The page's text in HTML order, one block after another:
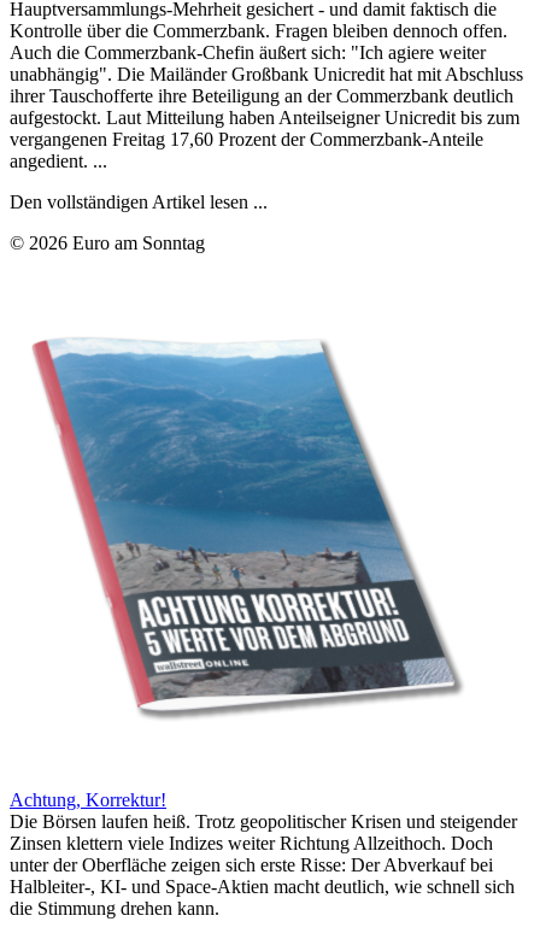
Hauptversammlungs-Mehrheit gesichert - und damit faktisch die
Kontrolle über die Commerzbank. Fragen bleiben dennoch offen.
Auch die Commerzbank-Chefin äußert sich: "Ich agiere weiter
unabhängig". Die Mailänder Großbank Unicredit hat mit Abschluss
ihrer Tauschofferte ihre Beteiligung an der Commerzbank deutlich
aufgestockt. Laut Mitteilung haben Anteilseigner Unicredit bis zum
vergangenen Freitag 17,60 Prozent der Commerzbank-Anteile
angedient. ...
Den vollständigen Artikel lesen ...
© 2026 Euro am Sonntag
Achtung, Korrektur!
Die Börsen laufen heiß. Trotz geopolitischer Krisen und steigender
Zinsen klettern viele Indizes weiter Richtung Allzeithoch. Doch
unter der Oberfläche zeigen sich erste Risse: Der Abverkauf bei
Halbleiter-, KI- und Space-Aktien macht deutlich, wie schnell sich
die Stimmung drehen kann.